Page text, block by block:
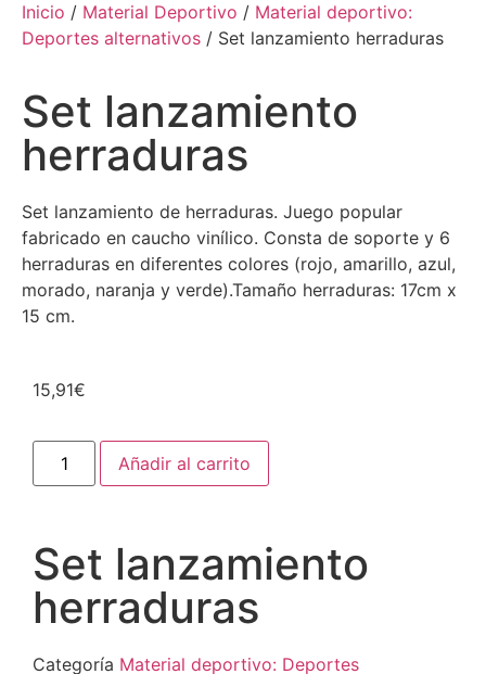
Inicio / Material Deportivo / Material deportivo:
Deportes alternativos / Set lanzamiento herraduras
Set lanzamiento
herraduras
Set lanzamiento de herraduras. Juego popular
fabricado en caucho vinílico. Consta de soporte y 6
herraduras en diferentes colores (rojo, amarillo, azul,
morado, naranja y verde).Tamaño herraduras: 17cm x
15 cm.
15,91€
Añadir al carrito
Set lanzamiento
herraduras
Categoría Material deportivo: Deportes